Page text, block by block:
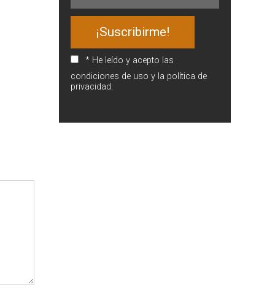
* He leído y acepto las
condiciones de uso y la política de
privacidad.